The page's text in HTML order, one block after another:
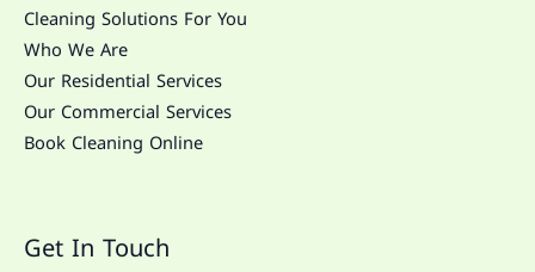
Cleaning Solutions For You
Who We Are
Our Residential Services
Our Commercial Services
Book Cleaning Online
Get In Touch